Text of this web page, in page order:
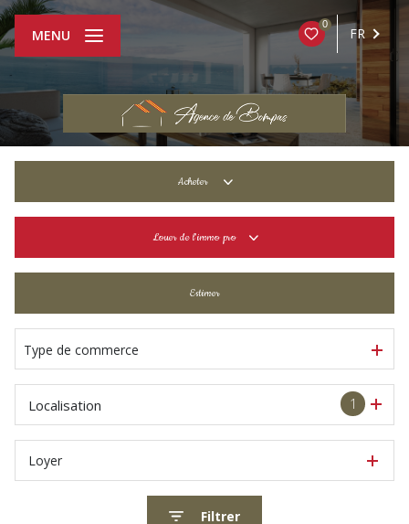
0
FR
MENU
Acheter
De l'immo pro
Louer de l'immo pro
De l'immo pro
Estimer
Type de commerce
1
Localisation
Loyer
Filtrer